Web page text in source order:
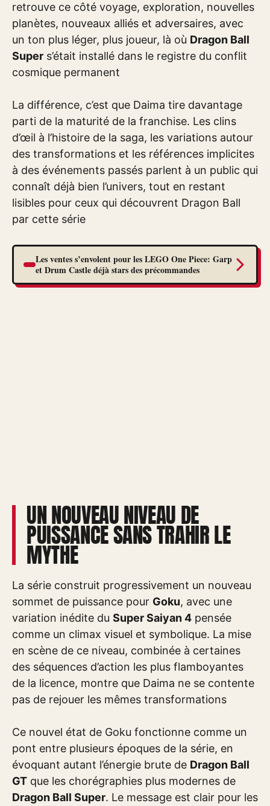
retrouve ce côté voyage, exploration, nouvelles
planètes, nouveaux alliés et adversaires, avec
un ton plus léger, plus joueur, là où Dragon Ball
Super s’était installé dans le registre du conflit
cosmique permanent
La différence, c’est que Daima tire davantage
parti de la maturité de la franchise. Les clins
d’œil à l’histoire de la saga, les variations autour
des transformations et les références implicites
à des événements passés parlent à un public qui
connaît déjà bien l’univers, tout en restant
lisibles pour ceux qui découvrent Dragon Ball
par cette série
Les ventes s’envolent pour les LEGO One Piece: Garp
et Drum Castle déjà stars des précommandes
UN NOUVEAU NIVEAU DE
PUISSANCE SANS TRAHIR LE
MYTHE
La série construit progressivement un nouveau
sommet de puissance pour Goku, avec une
variation inédite du Super Saiyan 4 pensée
comme un climax visuel et symbolique. La mise
en scène de ce niveau, combinée à certaines
des séquences d’action les plus flamboyantes
de la licence, montre que Daima ne se contente
pas de rejouer les mêmes transformations
Ce nouvel état de Goku fonctionne comme un
pont entre plusieurs époques de la série, en
évoquant autant l’énergie brute de Dragon Ball
GT que les chorégraphies plus modernes de
Dragon Ball Super. Le message est clair pour les